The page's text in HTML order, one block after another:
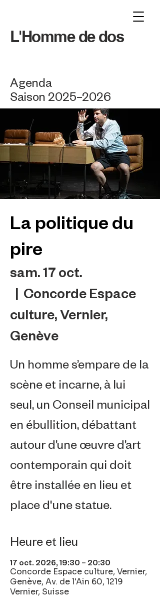
L'Homme de dos
Agenda
Saison 2025–2026
La politique du
pire
sam. 17 oct.
  |
Concorde Espace
culture, Vernier,
Genève
Un homme s’empare de la
scène et incarne, à lui
seul, un Conseil municipal
en ébullition, débattant
autour d’une œuvre d’art
contemporain qui doit
être installée en lieu et
place d'une statue.
Heure et lieu
17 oct. 2026, 19:30 – 20:30
Concorde Espace culture, Vernier,
Genève, Av. de l'Ain 60, 1219
Vernier, Suisse